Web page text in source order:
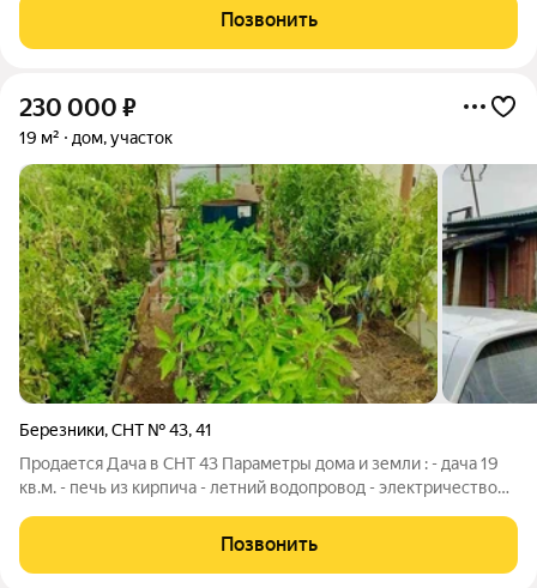
9.53 соток, что позволяет создать красивый ландшафтный
дизайн и обустроить зону отдыха
Позвонить
230 000 ₽
19 м² дом, участок
Березники,СНТ № 43,41
Продается Дача в СНТ 43 Параметры дома и земли : - дача 19
кв.м. - печь из кирпича - летний водопровод - электричество
участке растут плодово-ягодные кусты, грядки с клубникой -
овощная яма
Позвонить